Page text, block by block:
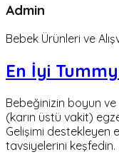
Admin
Bebek Ürünleri ve
En İyi
Bebeğinizin boyun ve
(karın üstü vakit)
Gelişimi destekleyen
tavsiyelerini keşfedin.